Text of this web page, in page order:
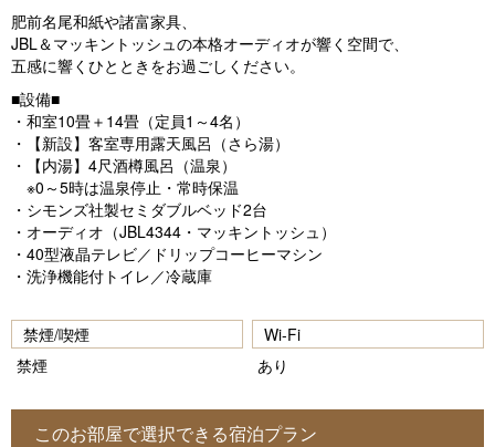
肥前名尾和紙や諸富家具、
JBL＆マッキントッシュの本格オーディオが響く空間で、
五感に響くひとときをお過ごしください。
■設備■
・和室10畳＋14畳（定員1～4名）
・【新設】客室専用露天風呂（さら湯）
・【内湯】4尺酒樽風呂（温泉）
※0～5時は温泉停止・常時保温
・シモンズ社製セミダブルベッド2台
・オーディオ（JBL4344・マッキントッシュ）
・40型液晶テレビ／ドリップコーヒーマシン
・洗浄機能付トイレ／冷蔵庫
禁煙/喫煙
禁煙
Wi-Fi
あり
このお部屋で選択できる宿泊プラン